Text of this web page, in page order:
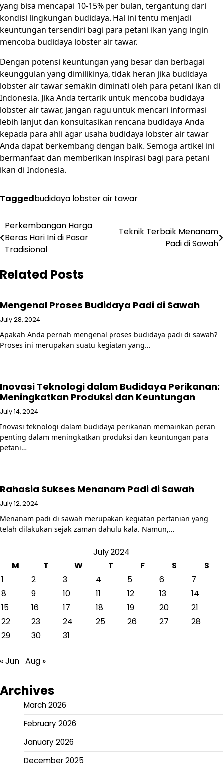
yang bisa mencapai 10-15% per bulan, tergantung dari
kondisi lingkungan budidaya. Hal ini tentu menjadi
keuntungan tersendiri bagi para petani ikan yang ingin
mencoba budidaya lobster air tawar.
Dengan potensi keuntungan yang besar dan berbagai
keunggulan yang dimilikinya, tidak heran jika budidaya
lobster air tawar semakin diminati oleh para petani ikan di
Indonesia. Jika Anda tertarik untuk mencoba budidaya
lobster air tawar, jangan ragu untuk mencari informasi
lebih lanjut dan konsultasikan rencana budidaya Anda
kepada para ahli agar usaha budidaya lobster air tawar
Anda dapat berkembang dengan baik. Semoga artikel ini
bermanfaat dan memberikan inspirasi bagi para petani
ikan di Indonesia.
Taggedbudidaya lobster air tawar
Post
navigation
Perkembangan Harga
Beras Hari Ini di Pasar
Tradisional
Teknik Terbaik Menanam
Padi di Sawah
Related Posts
Mengenal Proses Budidaya Padi di Sawah
July 28, 2024
Apakah Anda pernah mengenal proses budidaya padi di sawah?
Proses ini merupakan suatu kegiatan yang…
Inovasi Teknologi dalam Budidaya Perikanan:
Meningkatkan Produksi dan Keuntungan
July 14, 2024
Inovasi teknologi dalam budidaya perikanan memainkan peran
penting dalam meningkatkan produksi dan keuntungan para
petani…
Rahasia Sukses Menanam Padi di Sawah
July 12, 2024
Menanam padi di sawah merupakan kegiatan pertanian yang
telah dilakukan sejak zaman dahulu kala. Namun,…
July 2024
M
T W T F S
S
1
2 3 4 5 6
7
8
9 10 11 12 13
14
15
16 17 18 19 20
21
22
23 24 25 26 27
28
29
30 31
« Jun Aug »
Archives
March 2026
February 2026
January 2026
December 2025